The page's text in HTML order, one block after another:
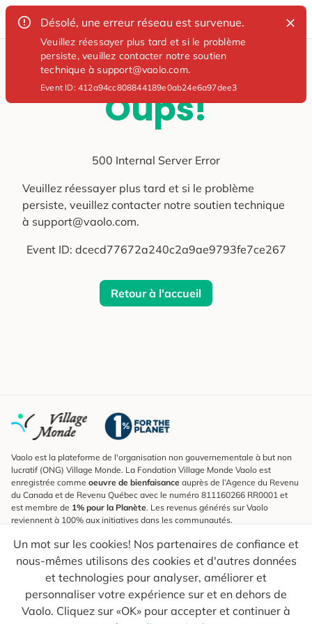
Désolé, une erreur réseau est survenue.
Veuillez réessayer plus tard et si le problème
persiste, veuillez contacter notre soutien
technique à support@vaolo.com.
Event ID:412a94cc808844189e0ab24e6a97dee3
Oups!
500 Internal Server Error
Veuillez réessayer plus tard et si le problème
persiste, veuillez contacter notre soutien technique
à support@vaolo.com.
Event ID: dcecd77672a240c2a9ae9793fe7ce267
Retour à l'accueil
Un mot sur les cookies! Nos partenaires de confiance et
nous-mêmes utilisons des cookies et d'autres données
et technologies pour analyser, améliorer et
personnaliser votre expérience sur et en dehors de
Vaolo. Cliquez sur «OK» pour accepter et continuer à
Vaolo est la plateforme de l'organisation non gouvernementale à but non
lucratif (ONG) Village Monde. La Fondation Village Monde Vaolo est
enregistrée comme oeuvre de bienfaisance auprès de l’Agence du Revenu
du Canada et de Revenu Québec avec le numéro 811160266 RR0001 et
est membre de 1% pour la Planète. Les revenus générés sur Vaolo
reviennent à 100% aux initiatives dans les communautés.
S'inscrire à l'infolettre
Pour connaître les nouveautés, suivre nos explorateurs et recevoir des
astuces pour des voyages plus conscients.
Ton courriel Envoyer